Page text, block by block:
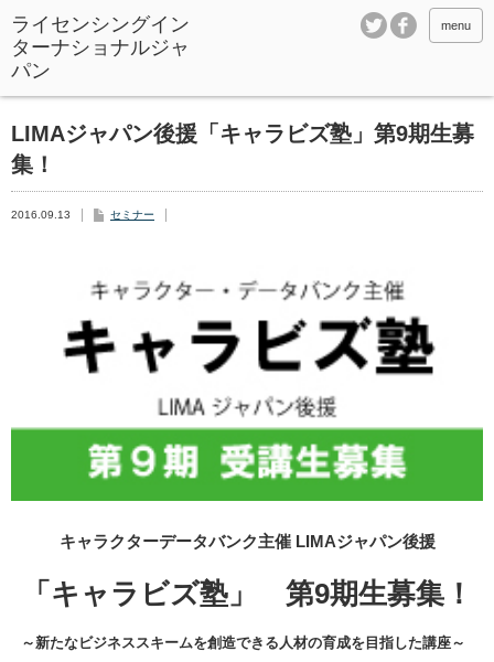
ライセンシングイン
ターナショナルジャ
パン
menu
LIMAジャパン後援「キャラビズ塾」第9期生募
集！
2016.09.13 セミナー
キャラクターデータバンク主催 LIMAジャパン後援
「キャラビズ塾」 第9期生募集！
～新たなビジネススキームを創造できる人材の育成を目指した講座～